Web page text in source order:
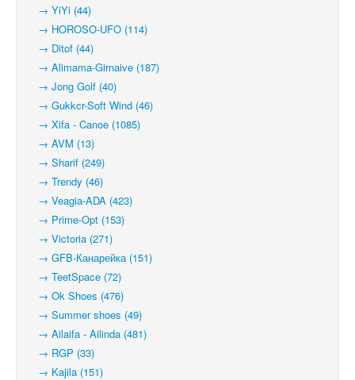
→ YiYi (44)
→ HOROSO-UFO (114)
→ Ditof (44)
→ Alimama-Girnaive (187)
→ Jong Golf (40)
→ Gukkcr-Soft Wind (46)
→ Xifa - Canoe (1085)
→ AVM (13)
→ Sharif (249)
→ Trendy (46)
→ Veagia-ADA (423)
→ Prime-Opt (153)
→ Victoria (271)
→ GFB-Канарейка (151)
→ TeetSpace (72)
→ Ok Shoes (476)
→ Summer shoes (49)
→ Ailaifa - Ailinda (481)
→ RGP (33)
→ Kajila (151)